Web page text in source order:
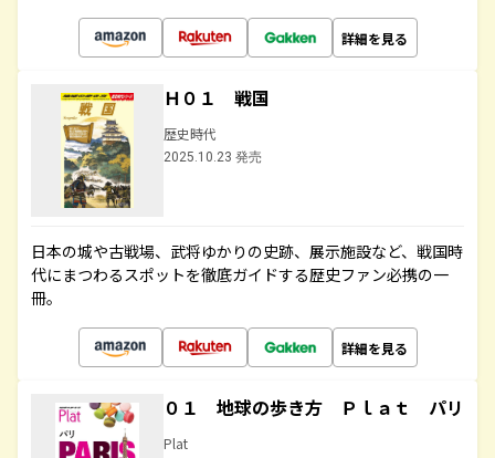
詳細を見る
Ｈ０１ 戦国
歴史時代
2025.10.23 発売
日本の城や古戦場、武将ゆかりの史跡、展示施設など、戦国時
代にまつわるスポットを徹底ガイドする歴史ファン必携の一
冊。
詳細を見る
０１ 地球の歩き方 Ｐｌａｔ パリ
Plat